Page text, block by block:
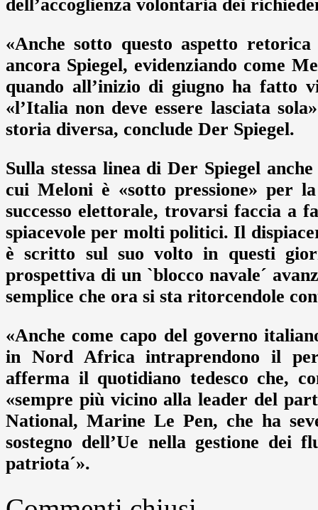
dell’accoglienza volontaria dei
«Anche sotto questo aspetto
ancora Spiegel, evidenziando come
quando all’inizio di giugno ha fatto
«l’Italia non deve essere lasciata
storia diversa, conclude Der Spiegel.
Sulla stessa linea di Der Spiegel
cui Meloni è «sotto pressione» per
successo elettorale, trovarsi faccia a
spiacevole per molti politici. Il
è scritto sul suo volto in questi
prospettiva di un `blocco navale´
semplice che ora si sta ritorcendole
«Anche come capo del governo
in Nord Africa intraprendono il
afferma il quotidiano tedesco che,
«sempre più vicino alla leader del
National, Marine Le Pen, che ha
sostegno dell’Ue nella gestione dei
patriota´».